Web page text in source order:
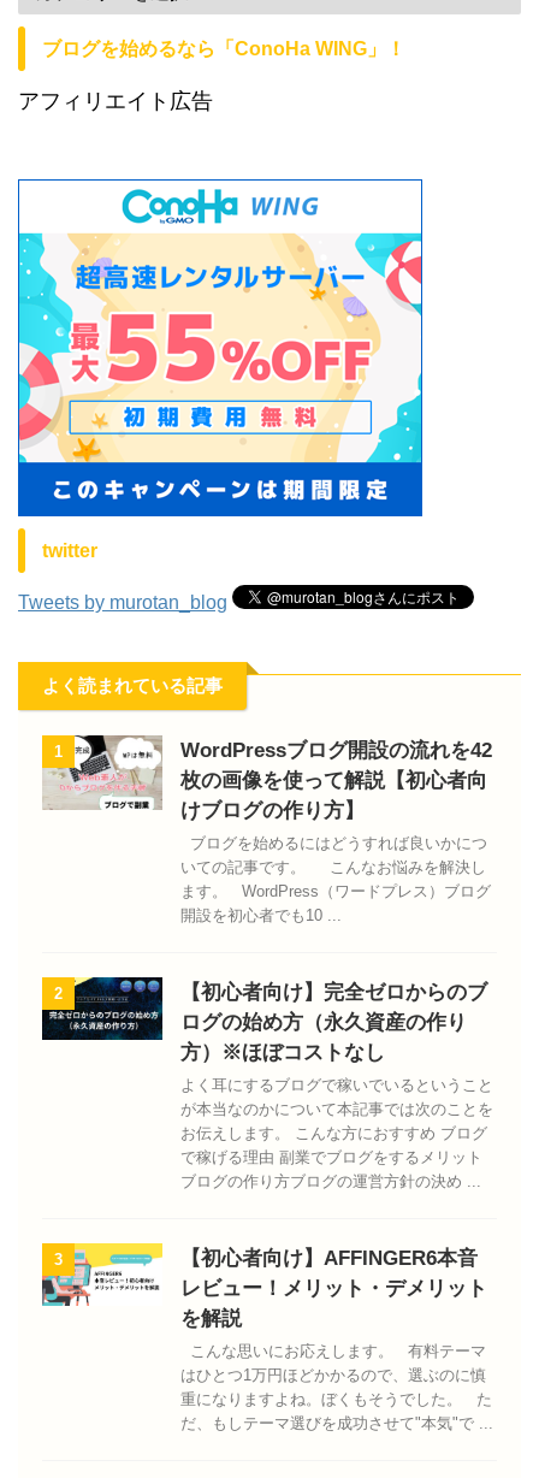
ブログを始めるなら「ConoHa WING」！
アフィリエイト広告
twitter
Tweets by murotan_blog
よく読まれている記事
1
WordPressブログ開設の流れを42
枚の画像を使って解説【初心者向
けブログの作り方】
ブログを始めるにはどうすれば良いかにつ
いての記事です。 こんなお悩みを解決し
ます。 WordPress（ワードプレス）ブログ
開設を初心者でも10 ...
2
【初心者向け】完全ゼロからのブ
ログの始め方（永久資産の作り
方）※ほぼコストなし
よく耳にするブログで稼いでいるということ
が本当なのかについて本記事では次のことを
お伝えします。 こんな方におすすめ ブログ
で稼げる理由 副業でブログをするメリット
ブログの作り方ブログの運営方針の決め ...
3
【初心者向け】AFFINGER6本音
レビュー！メリット・デメリット
を解説
こんな思いにお応えします。 有料テーマ
はひとつ1万円ほどかかるので、選ぶのに慎
重になりますよね。ぼくもそうでした。 た
だ、もしテーマ選びを成功させて"本気"で ...